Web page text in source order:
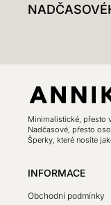
Minimalistické, přesto
Nadčasové, přesto
Šperky, které nosíte
INFORMACE
Obchodní podmínky